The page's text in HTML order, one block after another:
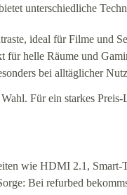
unterschiedliche
ideal für Filme und
für helle Räume und
bei alltäglicher
Für ein starkes
wie HDMI 2.1,
Bei refurbed